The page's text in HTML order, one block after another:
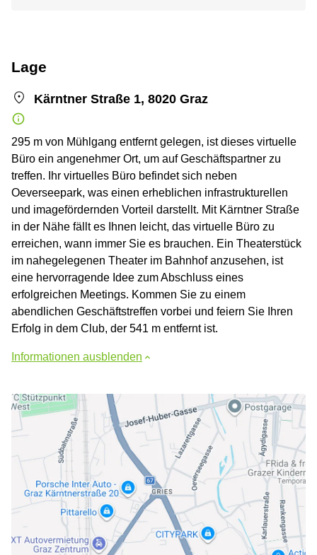
Lage
Kärntner Straße 1, 8020 Graz
295 m von Mühlgang entfernt gelegen, ist dieses virtuelle
Büro ein angenehmer Ort, um auf Geschäftspartner zu
treffen. Ihr virtuelles Büro befindet sich neben
Oeverseepark, was einen erheblichen infrastrukturellen
und imagefördernden Vorteil darstellt. Mit Kärntner Straße
in der Nähe fällt es Ihnen leicht, das virtuelle Büro zu
erreichen, wann immer Sie es brauchen. Ein Theaterstück
im nahegelegenen Theater im Bahnhof anzusehen, ist
eine hervorragende Idee zum Abschluss eines
erfolgreichen Meetings. Kommen Sie zu einem
abendlichen Geschäftstreffen vorbei und feiern Sie Ihren
Erfolg in dem Club, der 541 m entfernt ist.
Informationen ausblenden